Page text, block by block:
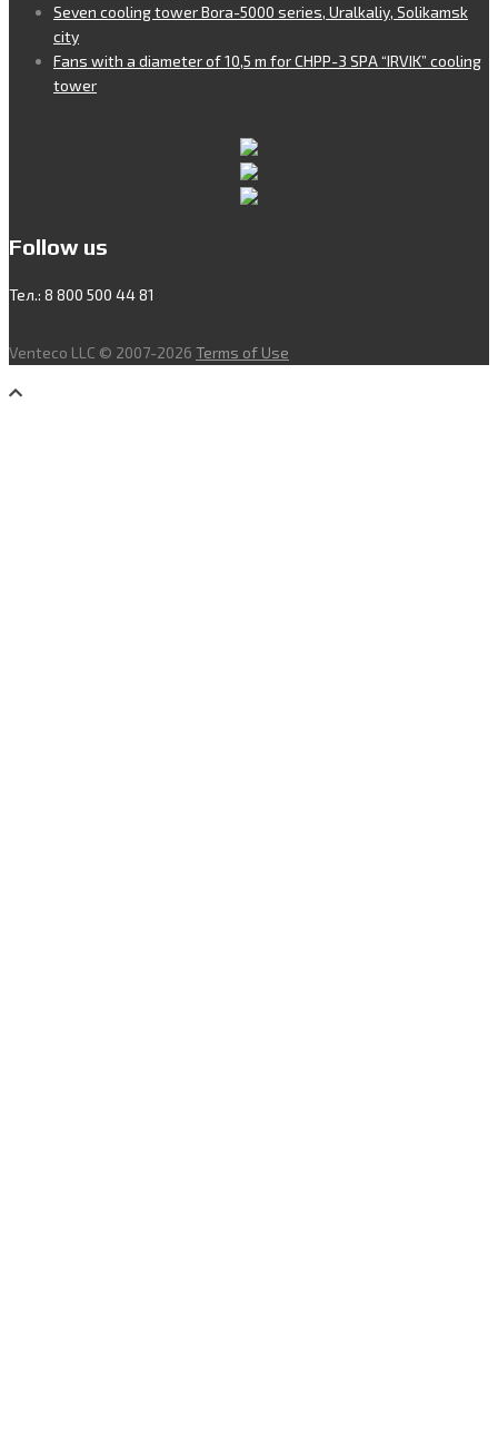
Seven cooling tower Bora-5000 series, Uralkaliy, Solikamsk
city
Fans with a diameter of 10,5 m for CHPP-3 SPA “IRVIK” cooling
tower
Follow us
Тел.: 8 800 500 44 81
Venteco LLC © 2007-2026 Terms of Use